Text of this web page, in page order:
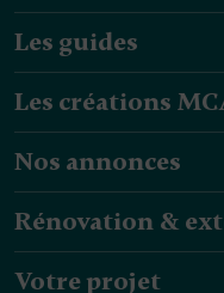
Les guides
Les créations
Nos annonces
Rénovation &
Votre projet